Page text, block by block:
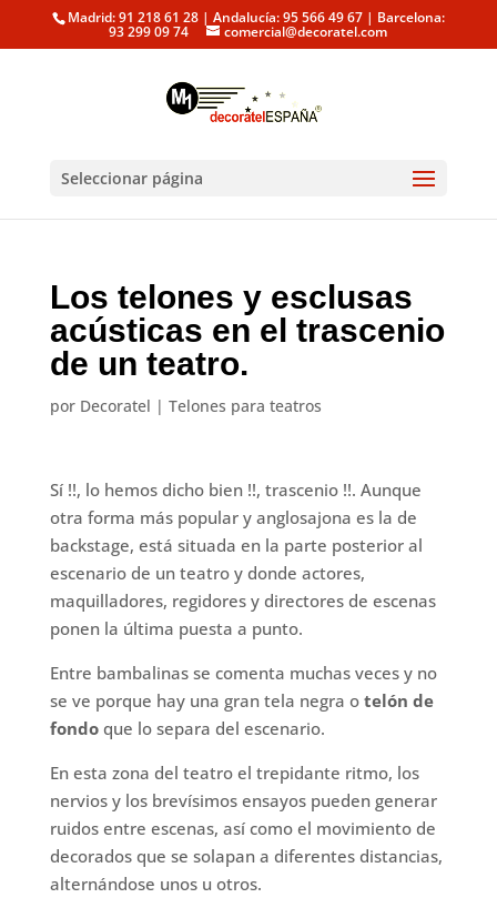
Madrid: 91 218 61 28 | Andalucía: 95 566 49 67 | Barcelona:
93 299 09 74 comercial@decoratel.com
Seleccionar página
Los telones y esclusas
acústicas en el trascenio
de un teatro.
por Decoratel | Telones para teatros
Sí !!, lo hemos dicho bien !!, trascenio !!. Aunque
otra forma más popular y anglosajona es la de
backstage, está situada en la parte posterior al
escenario de un teatro y donde actores,
maquilladores, regidores y directores de escenas
ponen la última puesta a punto.
Entre bambalinas se comenta muchas veces y no
se ve porque hay una gran tela negra o telón de
fondoque lo separa del escenario.
En esta zona del teatro el trepidante ritmo, los
nervios y los brevísimos ensayos pueden generar
ruidos entre escenas, así como el movimiento de
decorados que se solapan a diferentes distancias,
alternándose unos u otros.